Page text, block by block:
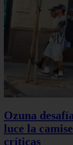
Ozuna
luce la
críticas